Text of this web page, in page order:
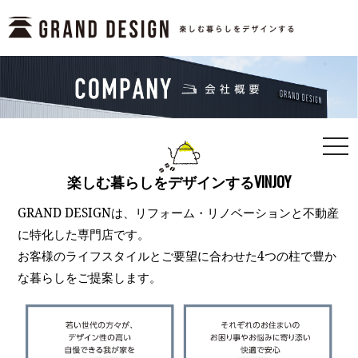
楽しむ暮らしをデザインするVINJOY
GRAND DESIGNは、リフォーム・リノベーションと不動産
に特化した専門店です。
お客様のライフスタイルとご要望に合わせた4つの柱で豊か
な暮らしをご提案します。